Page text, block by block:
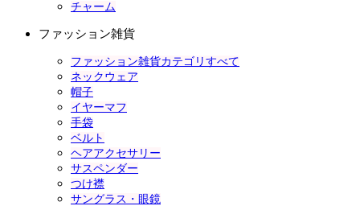
チャーム
ファッション雑貨
ファッション雑貨カテゴリすべて
ネックウェア
帽子
イヤーマフ
手袋
ベルト
ヘアアクセサリー
サスペンダー
つけ襟
サングラス・眼鏡